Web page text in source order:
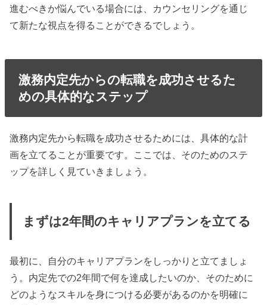
進むべきか悩んでいる場合には、カウンセリングを通じ
て新たな視点を得ることができるでしょう。
激務内定先からの転職を成功させるた
めの具体的なステップ
激務内定先から転職を成功させるためには、具体的な計
画を立てることが重要です。ここでは、そのためのステ
ップを詳しく見ていきましょう。
まずは2年間のキャリアプランを立てる
最初に、自分のキャリアプランをしっかりと立てましょ
う。内定先での2年間で何を達成したいのか、そのために
どのようなスキルを身につける必要があるのかを明確に